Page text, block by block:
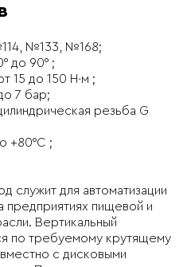
№133, №168;
до 90° ;
15 до 150 Н∙м ;
7 бар;
резьба G
+80°C ;
служит для автоматизации
предприятиях пищевой и
Вертикальный
по требуемому крутящему
с дисковыми